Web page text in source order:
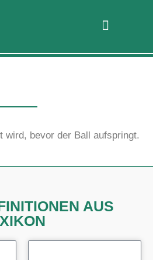
wird, bevor der Ball aufspringt.
AUS